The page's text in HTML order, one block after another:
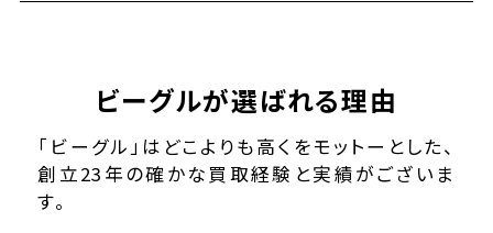
ビーグルが選ばれる理由
「ビーグル」はどこよりも高くをモットーとした、
創立23年の確かな買取経験と実績がございま
す。